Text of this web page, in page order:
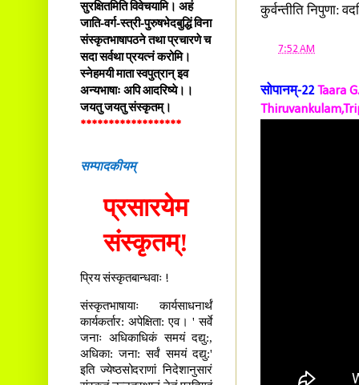
कुर्वन्तीति निपुणा:
7:52 AM
सोपानम्-22Taara
सुरक्षितमिति विवेचयामि। अहं
जाति-वर्ग-स्त्री-पुरुषभेदबुद्धिं विना
संस्कृतभाषापठने तथा प्रचारणे च
सदा सर्वथा प्रयत्नं करोमि।
स्नेहमयी माता स्वपुत्रान् इव
अन्यभाषाः अपि आदरिष्ये।।
जयतु जयतु संस्कृतम्।
******************
सम्पादकीयम्
प्रसारयेम
संस्कृतम्!
प्रिय संस्कृतबान्धवाः !
संस्कृतभाषायाः कार्यसाधनार्थं
कार्यकर्तार: अपेक्षिता: एव। ' सर्वे
जनाः अधिकाधिकं समयं दद्यु:,
अधिका: जना: सर्वं समयं दद्यु:'
इति ज्येष्ठसोदराणां निदेशानुसारं